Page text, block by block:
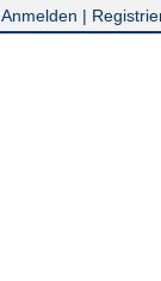
Anmelden |